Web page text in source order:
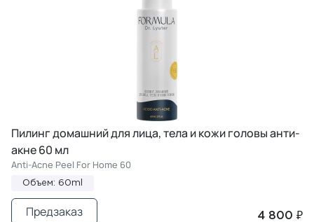
Пилинг домашний для лица, тела и кожи головы анти-
акне 60 мл
Anti-Acne Peel For Home 60
Объем: 60ml
4 800 ₽
Предзаказ